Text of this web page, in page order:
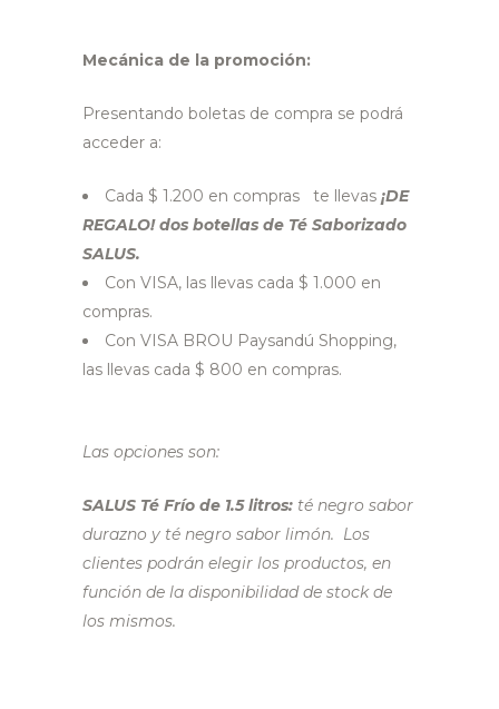
Mecánica de la promoción:
Presentando boletas de compra se podrá
acceder a:
Cada $ 1.200 en compras te llevas ¡DE
REGALO! dos botellas de Té Saborizado
SALUS.
Con VISA, las llevas cada $ 1.000 en
compras.
Con VISA BROU Paysandú Shopping,
las llevas cada $ 800 en compras.
Las opciones son:
SALUS Té Frío de 1.5 litros: té negro sabor
durazno y té negro sabor limón. Los
clientes podrán elegir los productos, en
función de la disponibilidad de stock de
los mismos.